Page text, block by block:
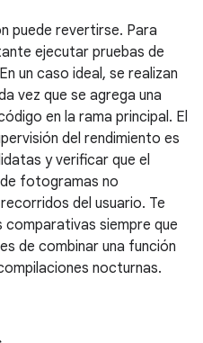
puede revertirse. Para
ejecutar pruebas de
un caso ideal, se realizan
vez que se agrega una
en la rama principal. El
del rendimiento es
y verificar que el
fotogramas no
del usuario. Te
siempre que
de combinar una función
nocturnas.